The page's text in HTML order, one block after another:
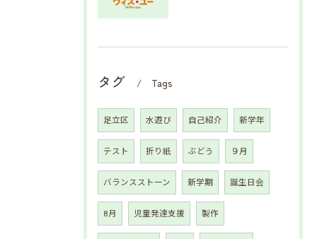
タグ Tags
足立区 水遊び 自己紹介 新学年
テスト 折り紙 ぶどう ９月
バランスストーン 新学期 誕生日会
8月 児童発達支援 製作